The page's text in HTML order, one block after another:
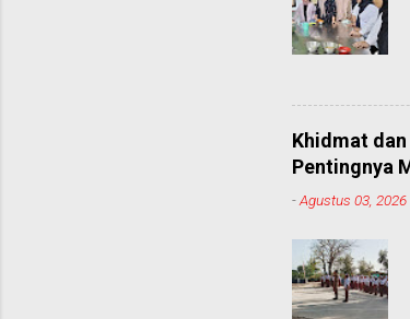
Khidmat dan
Pentingnya
-Agustus 03, 2026